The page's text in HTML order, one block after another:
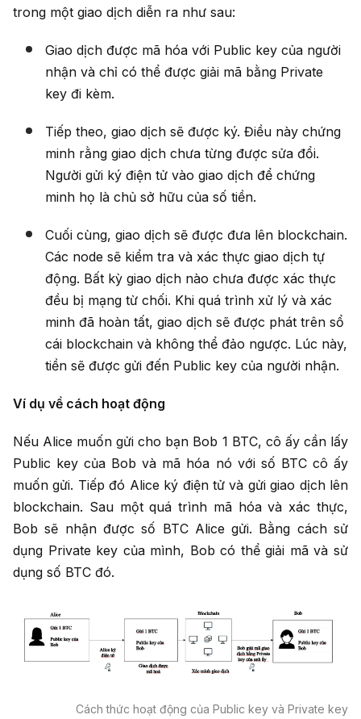
trong một giao dịch diễn ra như sau:
Giao dịch được mã hóa với Public key của người
nhận và chỉ có thể được giải mã bằng Private
key đi kèm.
Tiếp theo, giao dịch sẽ được ký. Điều này chứng
minh rằng giao dịch chưa từng được sửa đổi.
Người gửi ký điện tử vào giao dịch để chứng
minh họ là chủ sở hữu của số tiền.
Cuối cùng, giao dịch sẽ được đưa lên blockchain.
Các node sẽ kiểm tra và xác thực giao dịch tự
động. Bất kỳ giao dịch nào chưa được xác thực
đều bị mạng từ chối. Khi quá trình xử lý và xác
minh đã hoàn tất, giao dịch sẽ được phát trên sổ
cái blockchain và không thể đảo ngược. Lúc này,
tiền sẽ được gửi đến Public key của người nhận.
Ví dụ về cách hoạt động
Nếu Alice muốn gửi cho bạn Bob 1 BTC, cô ấy cần lấy
Public key của Bob và mã hóa nó với số BTC cô ấy
muốn gửi. Tiếp đó Alice ký điện tử và gửi giao dịch lên
blockchain. Sau một quá trình mã hóa và xác thực,
Bob sẽ nhận được số BTC Alice gửi. Bằng cách sử
dụng Private key của mình, Bob có thể giải mã và sử
dụng số BTC đó.
Cách thức hoạt động của Public key và Private key